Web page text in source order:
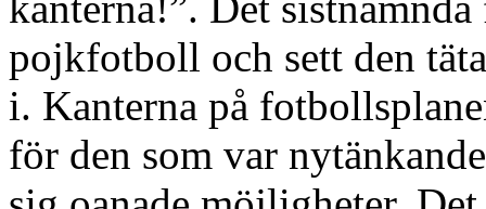
pojkfotboll och sett den
i. Kanterna på
för den som var